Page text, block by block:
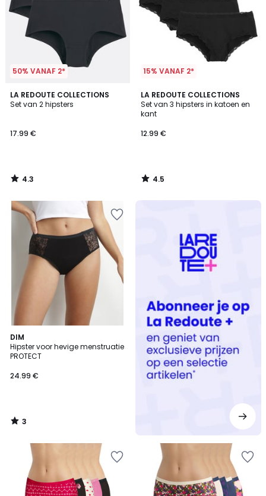
50% VANAF 2*
LA REDOUTE COLLECTIONS
Set van 2 hipsters
17.99 €
4.3
/ 5
4.3
/
15% VANAF 2*
LA REDOUTE COLLECTIONS
Set van 3 hipsters in katoen en
kant
12.99 €
4.5
/ 5
4.5
/
DIM
Hipster voor hevige menstruatie
PROTECT
24.99 €
3
/
5
3
/